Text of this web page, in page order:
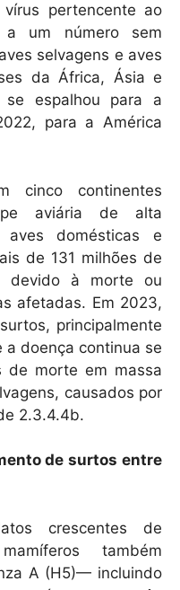
pertencente ao
um número sem
selvagens e aves
da África, Ásia e
se espalhou para a
para a América
cinco continentes
aviária de alta
aves domésticas e
de 131 milhões de
devido à morte ou
afetadas. Em 2023,
principalmente
a doença continua se
de morte em massa
causados ​​por
2.3.4.4b.
de surtos entre
crescentes de
também
A (H5)— incluindo